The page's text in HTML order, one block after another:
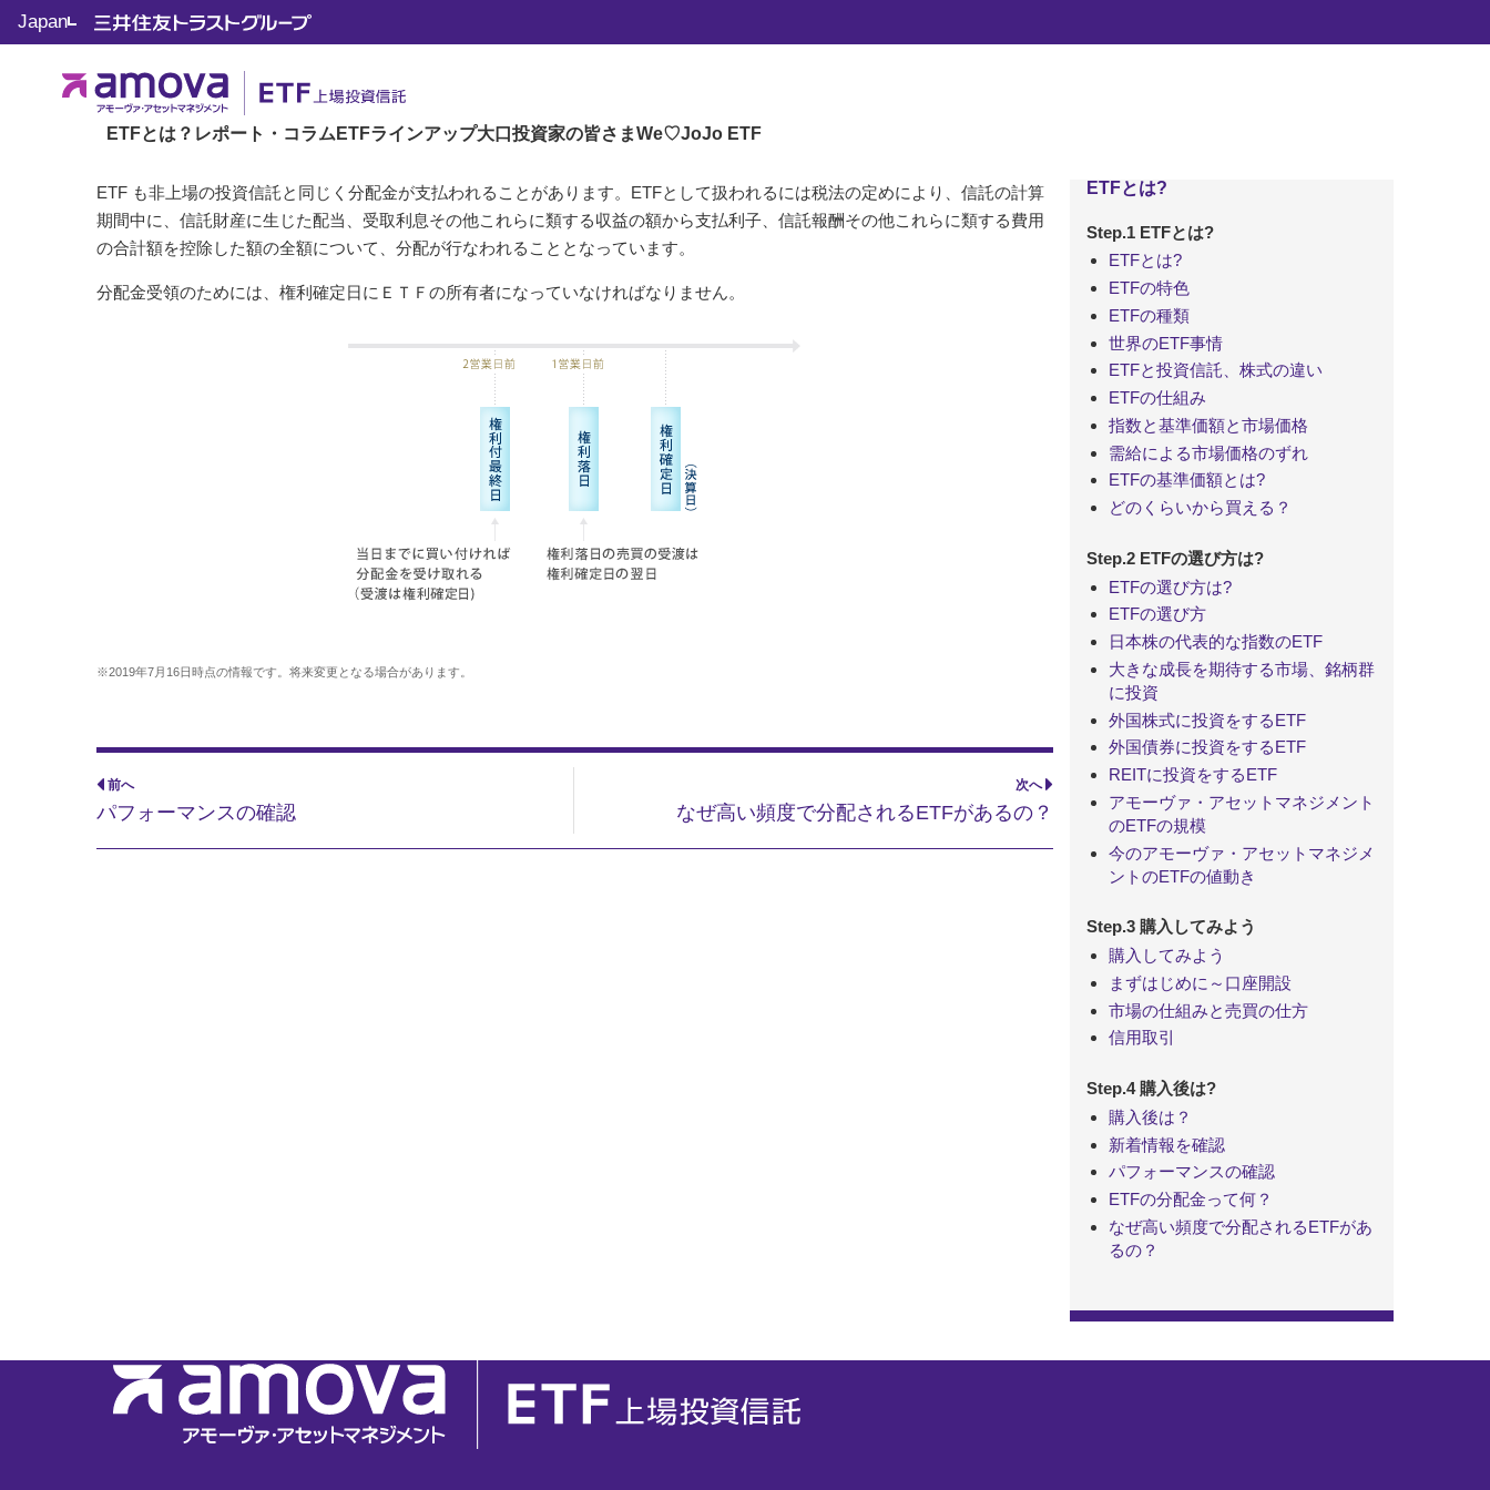
ETFとは？ レポート・コラム ETFラインアップ大口投資家の皆さまWe♡JoJo ETF
Japan トップ Step4. 購入後は？
ETFの分配金って何？
ETF も非上場の投資信託と同じく分配金が支払われることがあります。ETFとして扱われるには税法の定めにより、信託の計算
期間中に、信託財産に生じた配当、受取利息その他これらに類する収益の額から支払利子、信託報酬その他これらに類する費用
の合計額を控除した額の全額について、分配が行なわれることとなっています。
分配金受領のためには、権利確定日にＥＴＦの所有者になっていなければなりません。
※2019年7月16日時点の情報です。将来変更となる場合があります。
前へ
パフォーマンスの確認
次へ
なぜ高い頻度で分配されるETFがあるの？
ETFとは?
Step.1 ETFとは?
ETFとは?
ETFの特色
ETFの種類
世界のETF事情
ETFと投資信託、株式の違い
ETFの仕組み
指数と基準価額と市場価格
需給による市場価格のずれ
ETFの基準価額とは?
どのくらいから買える？
Step.2 ETFの選び方は?
ETFの選び方は?
ETFの選び方
日本株の代表的な指数のETF
大きな成長を期待する市場、銘柄群
に投資
外国株式に投資をするETF
外国債券に投資をするETF
REITに投資をするETF
アモーヴァ・アセットマネジメント
のETFの規模
今のアモーヴァ・アセットマネジメ
ントのETFの値動き
Step.3 購入してみよう
購入してみよう
まずはじめに～口座開設
市場の仕組みと売買の仕方
信用取引
Step.4 購入後は?
購入後は？
新着情報を確認
パフォーマンスの確認
ETFの分配金って何？
なぜ高い頻度で分配されるETFがあ
るの？